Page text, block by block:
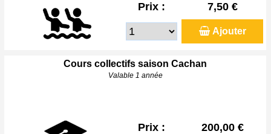
Prix : 7,50 €
Ajouter
Cours collectifs saison Cachan
Valable 1 année
Prix : 200,00 €